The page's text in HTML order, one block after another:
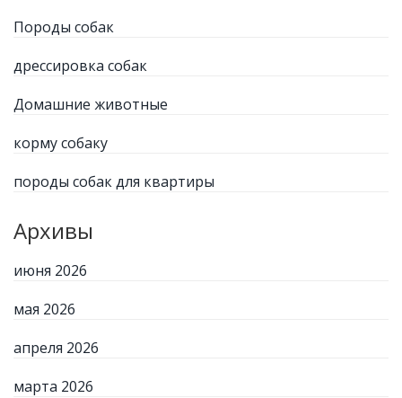
Породы собак
дрессировка собак
Домашние животные
корму собаку
породы собак для квартиры
Архивы
июня 2026
мая 2026
апреля 2026
марта 2026